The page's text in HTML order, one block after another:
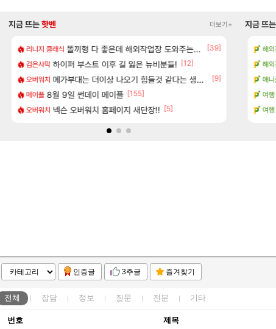
지금 뜨는핫벤 더보기+
리니지 클래식 똘끼형 다 좋은데 해외작업장 도와주는 짓은 좀 아니지않냐?
[39]
검은사막 하이퍼 부스트 이후 길 잃은 뉴비분들! [12]
오버워치 메가부대는 더이상 나오기 힘들것 같다는 생각임
[9]
메이플 8월 9일 썬데이 메이플 [155]
오버워치 넥슨 오버워치 홈페이지 새단장!! [5]
메이플
로아
로아
리니지
메이플
지금 뜨는
아스오라 아스오라 성우 정보 및 출연작 모음
아스오라 아키츠 아키나 성우 정보 및 주요 필모
비스트 모든 성소 위치 공략 (40개) - 귀환한 영혼 도전과제
리밋제로 프롤로그 테스트를 마치고.. (feat. 리아)
명조 명조 공식 이모티콘 이벤트 진행해봤습니다! 참여부터 추첨까지????
해외
해외
애니
여행
여행
인증글 3추글 즐겨찾기
전체 잡담 정보 질문 전분 기타
번호 제목